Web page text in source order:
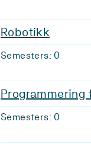
Robotikk
Semesters: 0
Programmering
Semesters: 0